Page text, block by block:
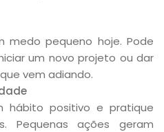
medo pequeno hoje. Pode
um novo projeto ou dar
vem adiando.
hábito positivo e pratique
Pequenas ações geram